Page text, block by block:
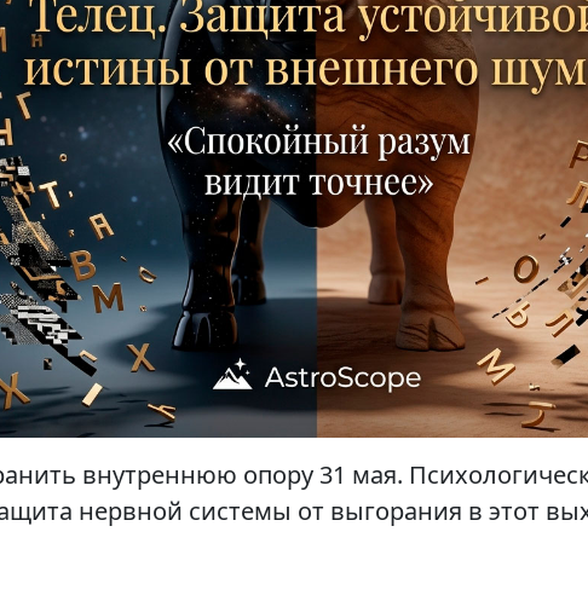
внутреннюю опору 31 мая.
нервной системы от выгорания в этот